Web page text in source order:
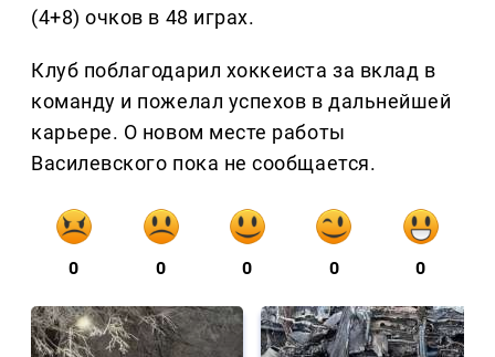
(4+8) очков в 48 играх.
Клуб поблагодарил хоккеиста за вклад в
команду и пожелал успехов в дальнейшей
карьере. О новом месте работы
Василевского пока не сообщается.
0 0 0 0 0